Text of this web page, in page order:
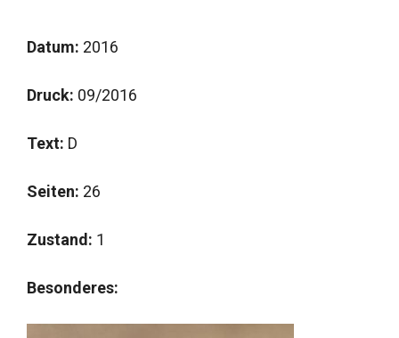
Datum: 2016
Druck: 09/2016
Text: D
Seiten: 26
Zustand: 1
Besonderes: